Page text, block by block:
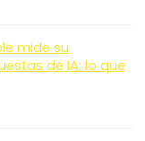
mide su
de IA: lo que